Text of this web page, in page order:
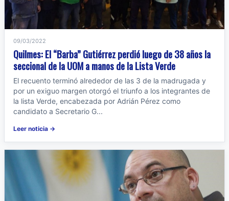
09/03/2022
Quilmes: El “Barba” Gutiérrez perdió luego de 38 años la
seccional de la UOM a manos de la Lista Verde
El recuento terminó alrededor de las 3 de la madrugada y
por un exiguo margen otorgó el triunfo a los integrantes de
la lista Verde, encabezada por Adrián Pérez como
candidato a Secretario G...
Leer noticia →